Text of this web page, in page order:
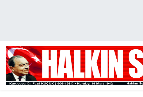
Hava Durumu
Trafik Durumu